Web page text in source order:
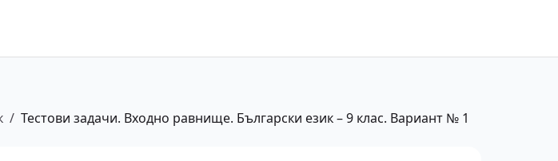
/ Тестови задачи. Входно равнище. Български език – 9 клас. Вариант № 1